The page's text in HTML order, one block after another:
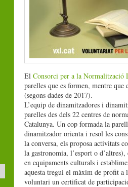
El Consorci per a la Normalització
parelles que es formen, mentre que
(segons dades de 2017).
L’equip de dinamitzadores i
parelles des dels 22 centres de
Catalunya. Un cop formada la
dinamitzador orienta i resol les
la conversa, els proposa activitats
la gastronomia, l’esport o
en equipaments culturals i
aquesta tregui el màxim de profit a
voluntari un certificat de